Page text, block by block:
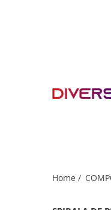
Home /